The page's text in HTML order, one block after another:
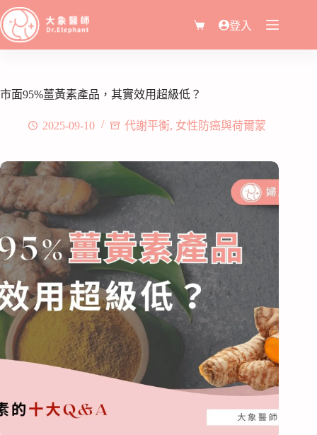
登入
市面95%薑黃素產品，其實效用超級低？
2025-09-10 代謝平衡, 女性防癌與荷爾蒙